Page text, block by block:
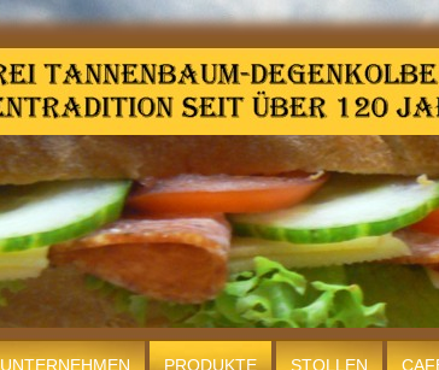
UNTERNEHMEN PRODUKTE STOLLEN